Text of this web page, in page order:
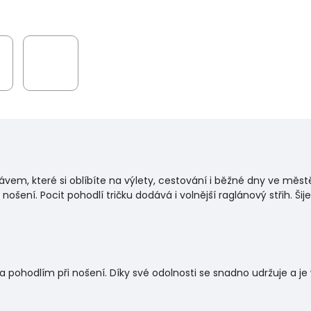
které si oblíbíte na výlety, cestování i běžné dny ve
Pocit pohodlí tričku dodává i volnější raglánový střih.
při nošení. Díky své odolnosti se snadno udržuje a